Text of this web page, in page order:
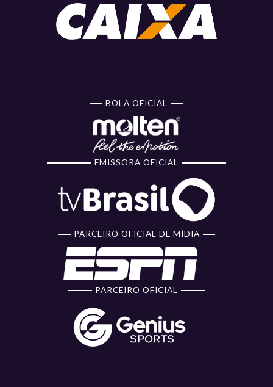
BOLA OFICIAL
EMISSORA OFICIAL
PARCEIRO OFICIAL DE MÍDIA
PARCEIRO OFICIAL